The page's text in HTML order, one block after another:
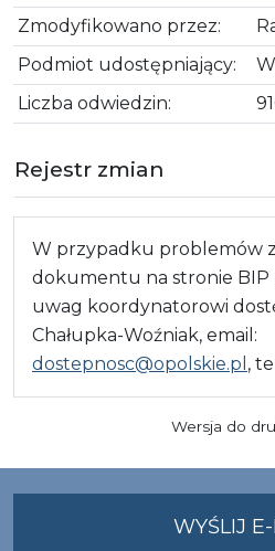
Zmodyfikowano przez:
Podmiot udostępniający:
Liczba odwiedzin:
Rejestr zmian
W przypadku problemów
dokumentu na stronie BIP
uwag koordynatorowi
Chałupka-Woźniak, email:
dostepnosc@opolskie.pl ,
Wersja do
WYŚLIJ